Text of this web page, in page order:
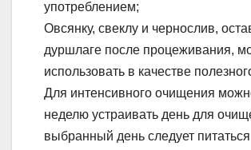
употреблением;
Овсянку, свеклу и чернослив,
дуршлаге после процеживания,
использовать в качестве
Для интенсивного очищения
неделю устраивать день для
выбранный день следует питаться